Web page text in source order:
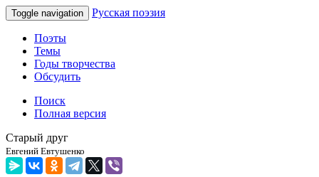
Toggle navigation Русская поэзия
Поэты
Темы
Годы творчества
Обсудить
Поиск
Полная версия
Старый друг
Евгений Евтушенко